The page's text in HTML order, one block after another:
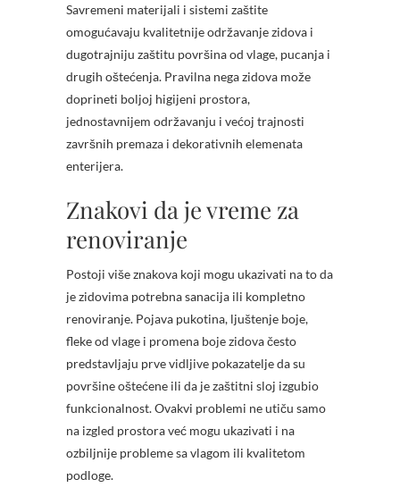
Savremeni materijali i sistemi zaštite
omogućavaju kvalitetnije održavanje zidova i
dugotrajniju zaštitu površina od vlage, pucanja i
drugih oštećenja. Pravilna nega zidova može
doprineti boljoj higijeni prostora,
jednostavnijem održavanju i većoj trajnosti
završnih premaza i dekorativnih elemenata
enterijera.
Znakovi da je vreme za
renoviranje
Postoji više znakova koji mogu ukazivati na to da
je zidovima potrebna sanacija ili kompletno
renoviranje. Pojava pukotina, ljuštenje boje,
fleke od vlage i promena boje zidova često
predstavljaju prve vidljive pokazatelje da su
površine oštećene ili da je zaštitni sloj izgubio
funkcionalnost. Ovakvi problemi ne utiču samo
na izgled prostora već mogu ukazivati i na
ozbiljnije probleme sa vlagom ili kvalitetom
podloge.